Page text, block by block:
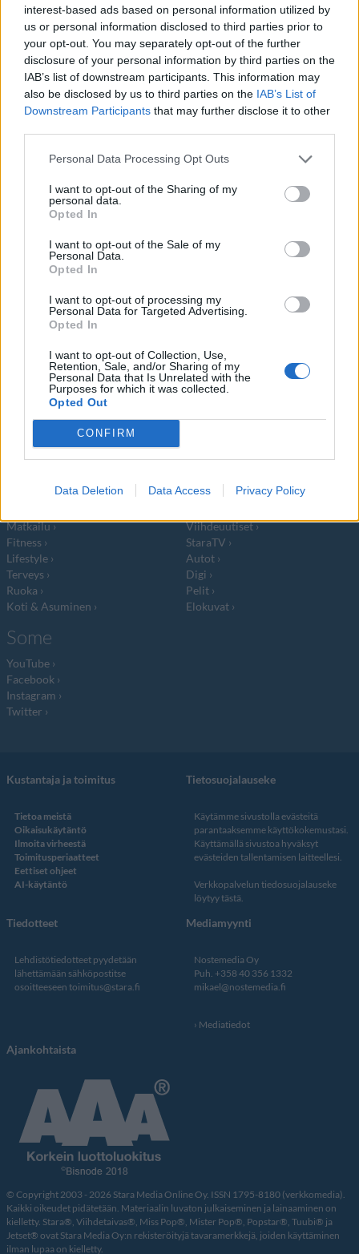
interest-based ads based on personal information utilized by
us or personal information disclosed to third parties prior to
your opt-out. You may separately opt-out of the further
disclosure of your personal information by third parties on the
IAB’s list of downstream participants. This information may
also be disclosed by us to third parties on the IAB’s List of
Downstream Participants that may further disclose it to other
Personal Data Processing Opt Outs
I want to opt-out of the Sharing of my
personal data.
Opted In
I want to opt-out of the Sale of my
Personal Data.
Opted In
I want to opt-out of processing my
Personal Data for Targeted Advertising.
Opted In
I want to opt-out of Collection, Use,
Retention, Sale, and/or Sharing of my
Personal Data that Is Unrelated with the
Purposes for which it was collected.
Opted Out
CONFIRM
Data Deletion Data Access Privacy Policy
Viihdeuutiset
15.2.2013, 21:30
Thandie Newton avautui
Hollywoodin seksuaalisesta
ahdistelusta
Viime aikoina julkisuuteen on noussut
tapauksia, joissa viihdemaailman tähdet ovat
Tietoa meistä
Tietosuojalauseke
Lähetä uutisvinkki
Yhteistyössä
Kesä!
Tyyliniekka
Lifestyle
Matkailu
Fitness
Lifestyle
Terveys
Ruoka
Koti & Asuminen
Viihde
Viihdeuutiset
StaraTV
Autot
Digi
Pelit
Elokuvat
Some
YouTube
Facebook
Instagram
Twitter
Kustantaja ja toimitus
Tietoa meistä
Oikaisukäytäntö
Ilmoita virheestä
Toimitusperiaatteet
Eettiset ohjeet
AI-käytäntö
Tietosuojalauseke
Käytämme sivustolla evästeitä
parantaaksemme käyttökokemustasi.
Käyttämällä sivustoa hyväksyt
evästeiden tallentamisen laitteellesi.
Verkkopalvelun tiedosuojalauseke
löytyy tästä.
Tiedotteet
Lehdistötiedotteet pyydetään
lähettämään sähköpostitse
osoitteeseen toimitus@stara.fi
Mediamyynti
Nostemedia Oy
Puh. +358 40 356 1332
mikael@nostemedia.fi
Mediatiedot
Ajankohtaista
© Copyright 2003 - 2026 Stara Media Online Oy. ISSN 1795-8180 (verkkomedia).
Kaikki oikeudet pidätetään. Materiaalin luvaton julkaiseminen ja lainaaminen on
kielletty. Stara®, Viihdetaivas®, Miss Pop®, Mister Pop®, Popstar®, Tuubi® ja
Jetset® ovat Stara Media Oy:n rekisteröityjä tavaramerkkejä, joiden käyttäminen
ilman lupaa on kielletty.